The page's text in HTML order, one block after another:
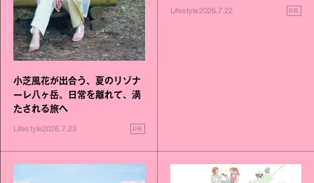
小芝風花が出合う、夏のリゾナ
ーレ八ヶ岳。日常を離れて、満
たされる旅へ
Lifestyle2026.7.23 PR
Lifestyle2026.7.22 PR